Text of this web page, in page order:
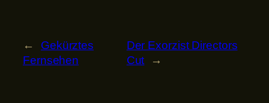
←
Gekürztes
Fernsehen
Der Exorzist Directors
Cut
→